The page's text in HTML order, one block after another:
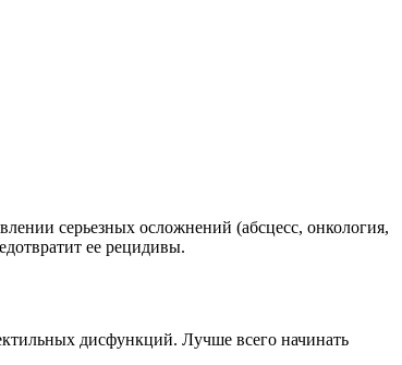
серьезных осложнений (абсцесс, онкология,
ее рецидивы.
дисфункций. Лучше всего начинать